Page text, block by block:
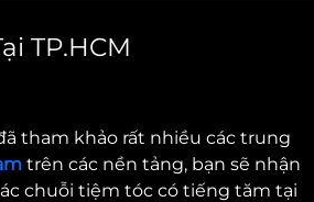
TP.HCM
tham khảo rất nhiều các trung
trên các nền tảng, bạn sẽ nhận
chuỗi tiệm tóc có tiếng tăm tại